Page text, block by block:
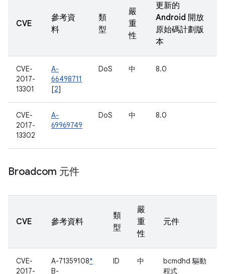
CVE
參考資
料
類
型
嚴
重
性
更新的
Android 開放
原始碼計劃版
本
CVE-
2017-
13301
A-
66498711
[2]
DoS 中 8.0
CVE-
2017-
13302
A-
69969749
DoS 中 8.0
Broadcom 元件
CVE 參考資料
類
型
嚴
重
性
元件
CVE-
2017-
A-71359108*
B-
ID 中
bcmdhd 驅動
程式